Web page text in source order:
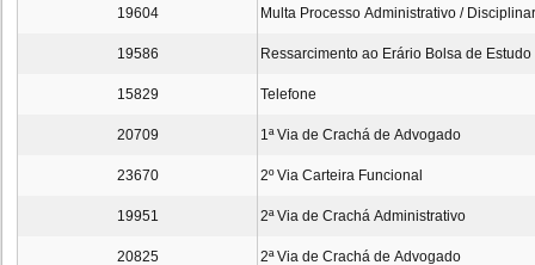
19604 Multa Processo Administrativo /
19586 Ressarcimento ao Erário Bolsa de Estudo
15829 Telefone
20709 1ª Via de Crachá de Advogado
23670 2º Via Carteira Funcional
19951 2ª Via de Crachá Administrativo
20825 2ª Via de Crachá de Advogado